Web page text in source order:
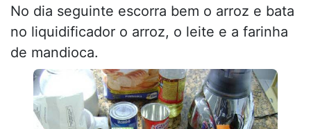
No dia seguinte escorra bem o arroz e bata
no liquidificador o arroz, o leite e a farinha
de mandioca.